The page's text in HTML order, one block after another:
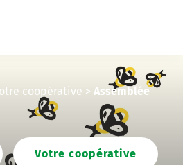
coopérative > Assemblée
Votre coopérative